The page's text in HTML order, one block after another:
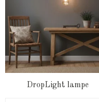
DropLight lampe